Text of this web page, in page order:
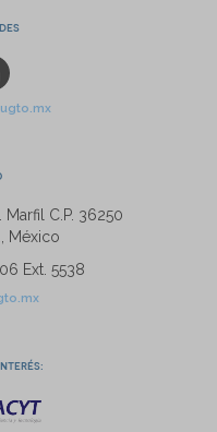
Marfil C.P. 36250
México
Ext. 5538